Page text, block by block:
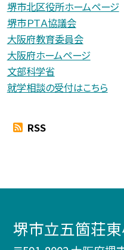
堺市北区役所ホームページ
堺市ＰＴＡ協議会
大阪府教育委員会
大阪府ホームページ
文部科学省
就学相談の受付はこちら
RSS
堺市立五箇荘